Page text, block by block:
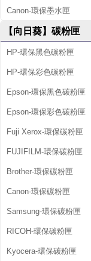
Canon-環保墨水匣
【向日葵】碳粉匣
HP-環保黑色碳粉匣
HP-環保彩色碳粉匣
Epson-環保黑色碳粉匣
Epson-環保彩色碳粉匣
Fuji Xerox-環保碳粉匣
FUJIFILM-環保碳粉匣
Brother-環保碳粉匣
Canon-環保碳粉匣
Samsung-環保碳粉匣
RICOH-環保碳粉匣
Kyocera-環保碳粉匣